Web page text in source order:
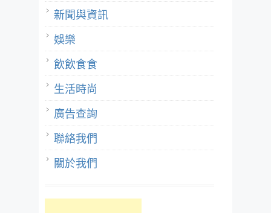
新聞與資訊
娛樂
飲飲食食
生活時尚
廣告查詢
聯絡我們
關於我們